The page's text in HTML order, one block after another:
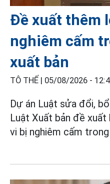
Đề xuất thêm
nghiêm cấm
xuất bản
TÔ THẾ | 05/08/2026 -
Dự án Luật sửa đổi,
Luật Xuất bản đề
vi bị nghiêm cấm